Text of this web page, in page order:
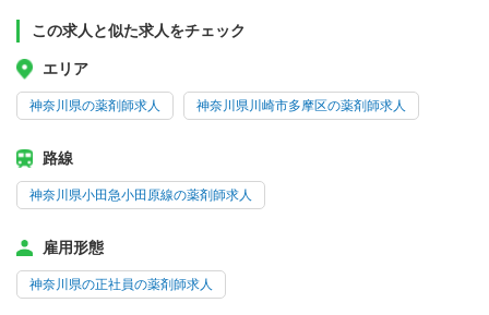
この求人と似た求人をチェック
エリア
神奈川県の薬剤師求人 神奈川県川崎市多摩区の薬剤師求人
路線
神奈川県小田急小田原線の薬剤師求人
雇用形態
神奈川県の正社員の薬剤師求人